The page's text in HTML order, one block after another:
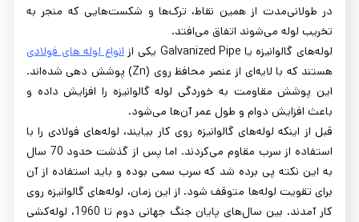
در طولانی‌مدت از همین نقاط، ترک‌ها و شکست‌هایی که منجر به
تخریب لوله می‌شوند اتفاق می‌افتد.
لوله‌های گالوانیزه یا Galvanized Pipe یکی از
انواع لوله‌ های فولادی
هستند که با لایه‌ای از عنصر محافظ روی (Zn) پوشش دهی شده‌اند.
این پوشش مقاومت به خوردگی لوله گالوانیزه را افزایش داده و
باعث افزایش دوام و طول عمر آن‌ها می‌شود.
قبل از اینکه لوله‌های گالوانیزه روی کار بیایند، لوله‌های فولادی را با
استفاده از سرب مقاوم می‌کردند. اما پس از گذشت حدود 70 سال
به این نکته پی برده شد که سرب سمی بوده و باید استفاده از آن
برای تقویت لوله‌ها متوقف شود. از این زمان، لوله‌های گالوانیزه روی
کار آمدند. بین سال‌های پایان جنگ جهانی دوم تا 1960، لوله‌کشی